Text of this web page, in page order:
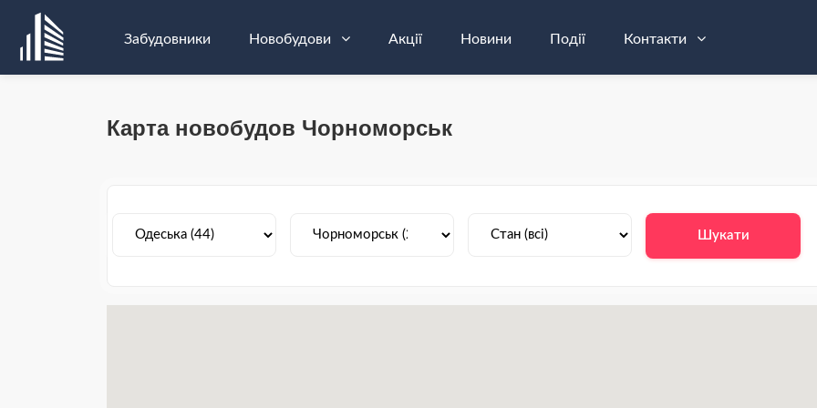
Забудовники Новобудови Акції Новини Події Контакти
Карта новобудов Чорноморськ
Шукати